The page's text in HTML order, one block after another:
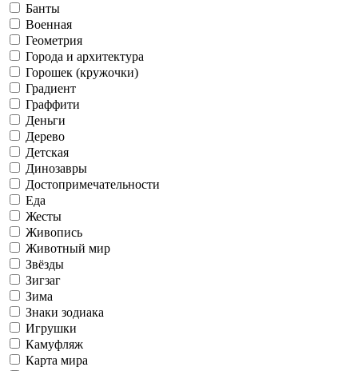
Банты
Военная
Геометрия
Города и архитектура
Горошек (кружочки)
Градиент
Граффити
Деньги
Дерево
Детская
Динозавры
Достопримечательности
Еда
Жесты
Живопись
Животный мир
Звёзды
Зигзаг
Зима
Знаки зодиака
Игрушки
Камуфляж
Карта мира